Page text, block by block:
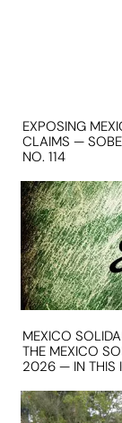
EXPOSING
CLAIMS —
NO. 114
MEXICO
THE MEXICO
2026 — IN THIS